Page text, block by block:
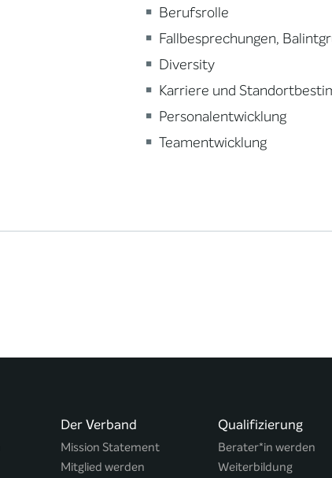
Berufsrolle
Fallbesprechungen,
Diversity
Karriere und
Personalentwicklung
Teamentwicklung
Der Verband
Mission Statement
Mitglied werden
Qualifizierung
Berater*in werden
Weiterbildung